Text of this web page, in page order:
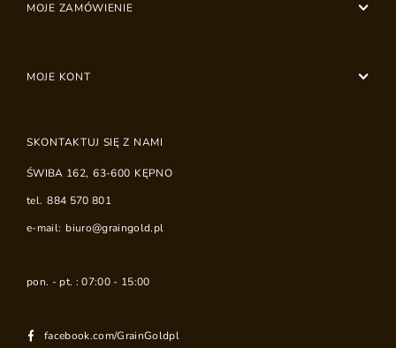
MOJE ZAMÓWIENIE
MOJE KONT
SKONTAKTUJ SIĘ Z NAMI
ŚWIBA 162, 63-600 KĘPNO
tel. 884 570 801
e-mail: biuro@graingold.pl
pon. - pt. : 07:00 - 15:00
facebook.com/GrainGoldpl